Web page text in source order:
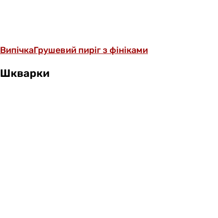
ВипічкаГрушевий пиріг з фініками
Шкварки